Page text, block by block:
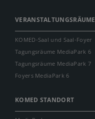
VERANSTALTUNGSRÄUME
KOMED-Saal und Saal-Foyer
Tagungsräume MediaPark 6
Tagungsräume MediaPark 7
Foyers MediaPark 6
KOMED STANDORT